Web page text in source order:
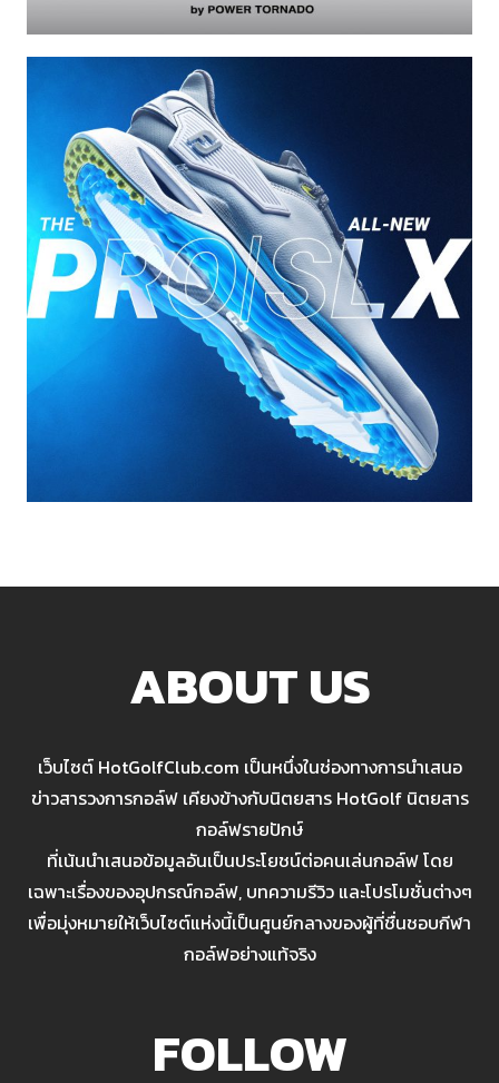
ABOUT US
เว็บไซต์ HotGolfClub.com เป็นหนึ่งในช่องทางการนำเสนอ
ข่าวสารวงการกอล์ฟ เคียงข้างกับนิตยสาร HotGolf นิตยสาร
กอล์ฟรายปักษ์
ที่เน้นนำเสนอข้อมูลอันเป็นประโยชน์ต่อคนเล่นกอล์ฟ โดย
เฉพาะเรื่องของอุปกรณ์กอล์ฟ, บทความรีวิว และโปรโมชั่นต่างๆ
เพื่อมุ่งหมายให้เว็บไซต์แห่งนี้เป็นศูนย์กลางของผู้ที่ชื่นชอบกีฬา
กอล์ฟอย่างแท้จริง
FOLLOW